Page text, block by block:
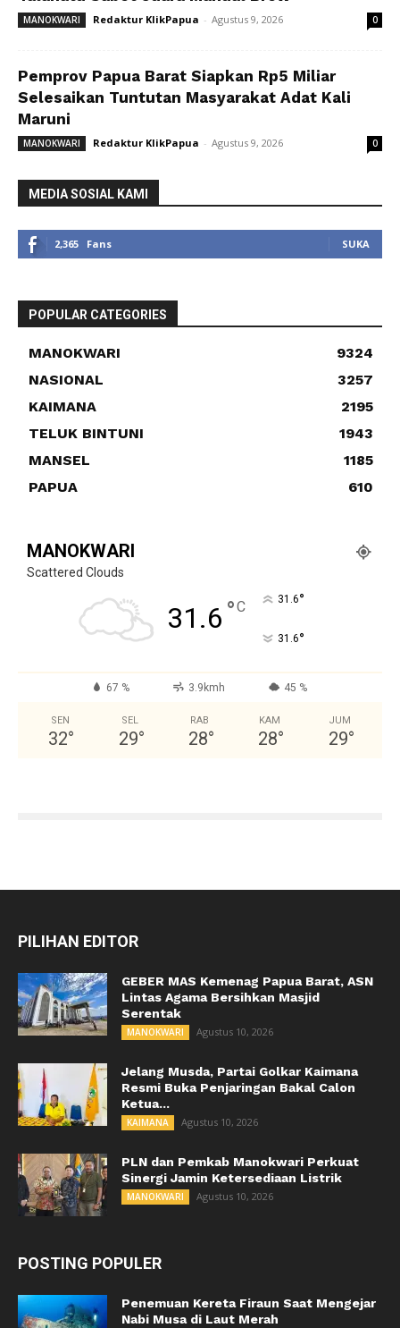
MANOKWARI Redaktur KlikPapua - Agustus 9, 2026 0
Pemprov Papua Barat Siapkan Rp5 Miliar
Selesaikan Tuntutan Masyarakat Adat Kali
Maruni
MANOKWARI Redaktur KlikPapua - Agustus 9, 2026 0
MEDIA SOSIAL KAMI
2,365 Fans SUKA
POPULAR CATEGORIES
MANOKWARI
9324
NASIONAL
3257
KAIMANA
2195
TELUK BINTUNI
1943
MANSEL
1185
PAPUA
610
MANOKWARI
Scattered Clouds
31.6 °C 31.6°
31.6°
67 % 3.9kmh 45 %
SEN
32°
SEL
29°
RAB
28°
KAM
28°
JUM
29°
PILIHAN EDITOR
GEBER MAS Kemenag Papua Barat, ASN
Lintas Agama Bersihkan Masjid
Serentak
MANOKWARI Agustus 10, 2026
Jelang Musda, Partai Golkar Kaimana
Resmi Buka Penjaringan Bakal Calon
Ketua...
KAIMANA Agustus 10, 2026
PLN dan Pemkab Manokwari Perkuat
Sinergi Jamin Ketersediaan Listrik
MANOKWARI Agustus 10, 2026
POSTING POPULER
Penemuan Kereta Firaun Saat Mengejar
Nabi Musa di Laut Merah